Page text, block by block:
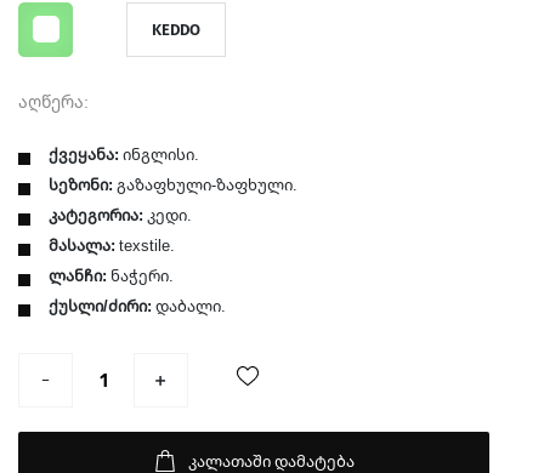
KEDDO
აღწერა:
ქვეყანა: ინგლისი.
სეზონი: გაზაფხული-ზაფხული.
კატეგორია: კედი.
მასალა: texstile.
ლანჩი: ნაჭერი.
ქუსლი/ძირი: დაბალი.
კალათაში დამატება